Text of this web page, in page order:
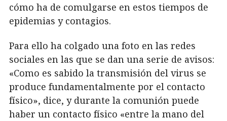
cómo ha de comulgarse en estos tiempos de
epidemias y contagios.
Para ello ha colgado una foto en las redes
sociales en las que se dan una serie de avisos:
«Como es sabido la transmisión del virus se
produce fundamentalmente por el contacto
físico», dice, y durante la comunión puede
haber un contacto físico «entre la mano del